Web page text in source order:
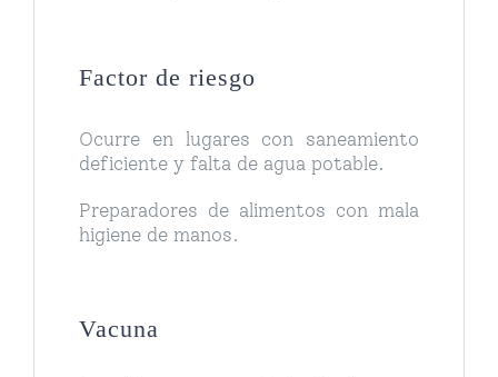
Factor de riesgo
Ocurre en lugares con saneamiento
deficiente y falta de agua potable.
Preparadores de alimentos con mala
higiene de manos.
Vacuna